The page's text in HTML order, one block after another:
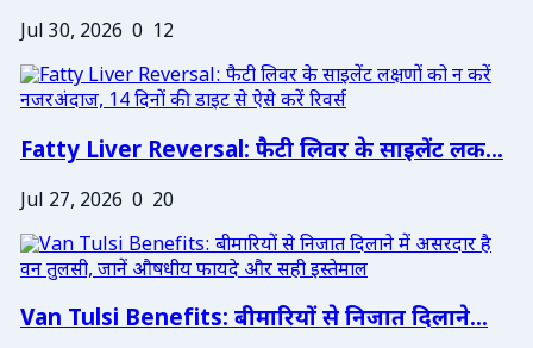
Jul 30, 2026 0 12
Fatty Liver Reversal: फैटी लिवर के साइलेंट लक...
Jul 27, 2026 0 20
Van Tulsi Benefits: बीमारियों से निजात दिलाने...